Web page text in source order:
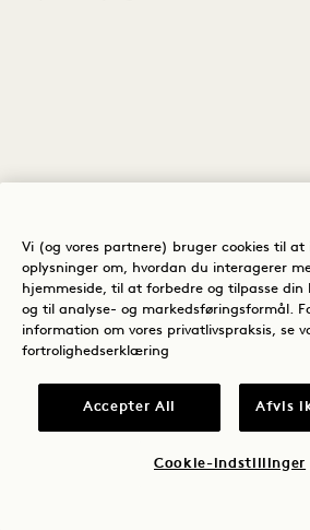
Vi (og vores partnere) bruger cookies til at
oplysninger om, hvordan du interagerer
hjemmeside, til at forbedre og tilpasse din
og til analyse- og markedsføringsformål.
information om vores privatlivspraksis, se
fortrolighedserklæring
Accepter All Afvis
Cookie-indstillinger